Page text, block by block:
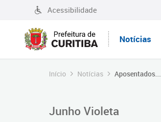
Acessibilidade
Notícias
Início Notícias Aposentados...
Junho Violeta